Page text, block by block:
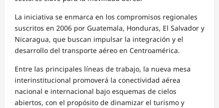
La iniciativa se enmarca en los compromisos regionales
suscritos en 2006 por Guatemala, Honduras, El Salvador y
Nicaragua, que buscan impulsar la integración y el
desarrollo del transporte aéreo en Centroamérica.
Entre las principales líneas de trabajo, la nueva mesa
interinstitucional promoverá la conectividad aérea
nacional e internacional bajo esquemas de cielos
abiertos, con el propósito de dinamizar el turismo y